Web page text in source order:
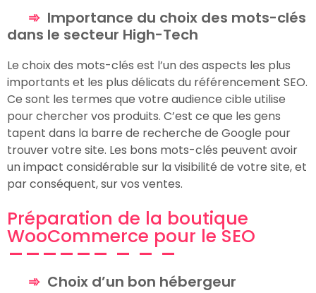
Importance du choix des mots-clés
dans le secteur High-Tech
Le choix des mots-clés est l’un des aspects les plus
importants et les plus délicats du référencement SEO.
Ce sont les termes que votre audience cible utilise
pour chercher vos produits. C’est ce que les gens
tapent dans la barre de recherche de Google pour
trouver votre site. Les bons mots-clés peuvent avoir
un impact considérable sur la visibilité de votre site, et
par conséquent, sur vos ventes.
Préparation de la boutique
WooCommerce pour le SEO
Choix d’un bon hébergeur